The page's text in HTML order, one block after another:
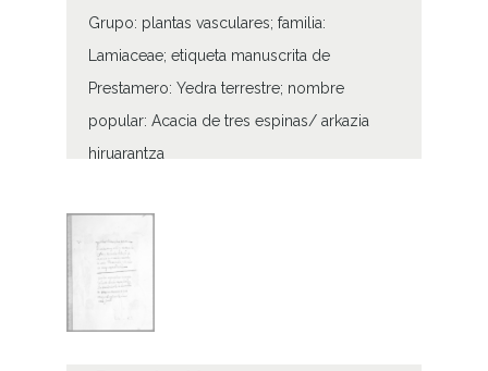
Grupo: plantas vasculares; familia:
Lamiaceae; etiqueta manuscrita de
Prestamero: Yedra terrestre; nombre
popular: Acacia de tres espinas/ arkazia
hiruarantza
Lamiaceae; etiqueta manuscrita de
Prestamero: Poleo aquatico; nombre
popular: menta/ menda
Tipo de contenido